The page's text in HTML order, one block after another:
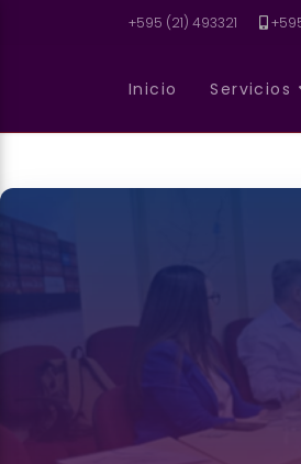
+595 (21) 493321
Inicio Servicios